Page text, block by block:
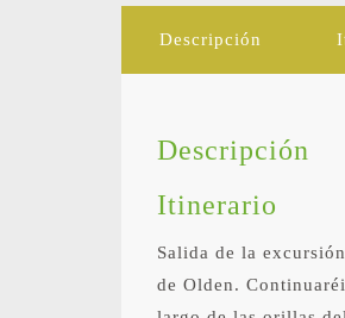
Descripción
Descripción
Itinerario
Salida de la
de Olden.